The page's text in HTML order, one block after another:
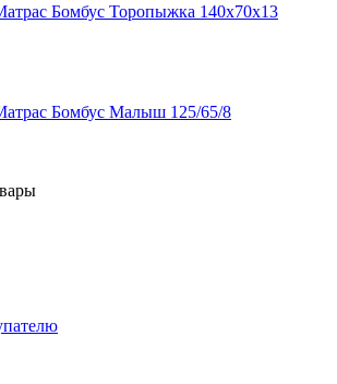
Бомбус Торопыжка 140х70х13
Бомбус Малыш 125/65/8